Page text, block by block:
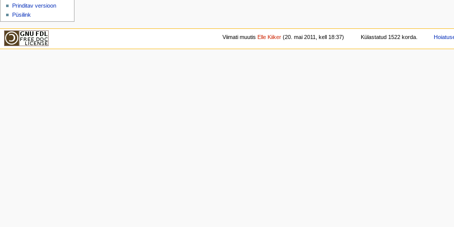
Prinditav versioon
Püsilink
Viimati muutis Elle Kiiker(20. mai 2011, kell 18:37) Külastatud 1522 korda.